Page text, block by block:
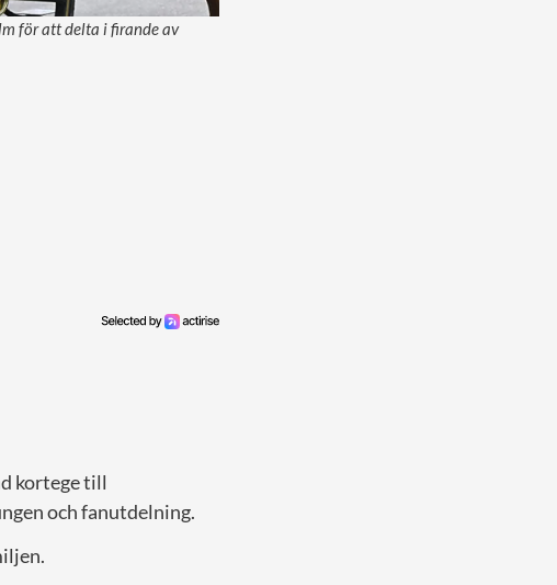
för att delta i firande av
kortege till
och fanutdelning.